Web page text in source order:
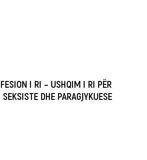
I RI – USHQIM I RI PËR
DHE PARAGJYKUESE